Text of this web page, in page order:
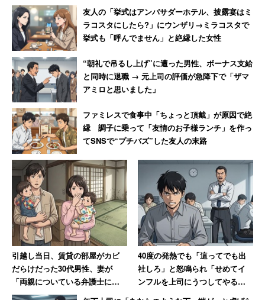
友人の「挙式はアンバサダーホテル、披露宴はミ
ラコスタにしたら?」にウンザリ→ミラコスタで
挙式も「呼んでません」と絶縁した女性
“朝礼で吊るし上げ”に遭った男性、ボーナス支給
と同時に退職 → 元上司の評価が急降下で「ザマ
アミロと思いました」
ファミレスで食事中「ちょっと頂戴」が原因で絶
縁 調子に乗って「友情のお子様ランチ」を作っ
てSNSで“プチバズ”した友人の末路
引越し当日、賃貸の部屋がカビ
だらけだった30代男性、妻が
「両親についている弁護士に相
談しますね」と反撃した結果
40度の発熱でも「這ってでも出
社しろ」と怒鳴られ「せめてイ
ンフルを上司にうつしてやる」
と思った男性 数年後その職場